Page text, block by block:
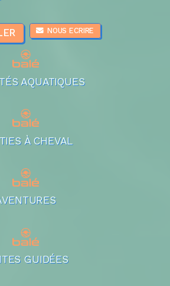
NOUS ECRIRE
AQUATIQUES
À CHEVAL
GUIDÉES